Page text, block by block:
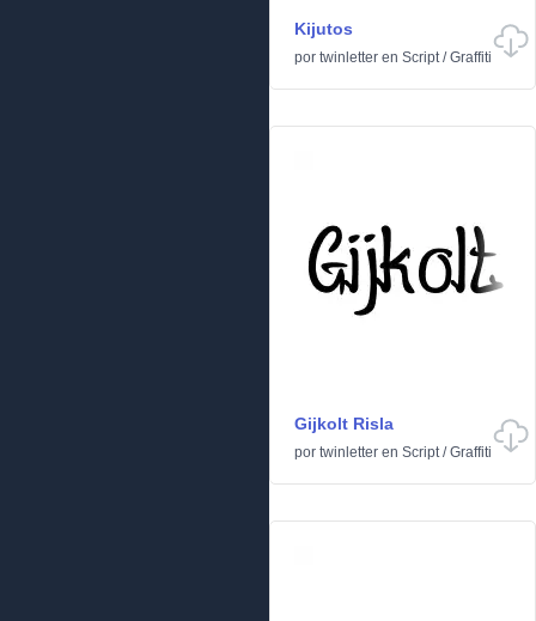
Kijutos
por twinletter en Script/Graffiti
Gijkolt Risla
por twinletter en Script/Graffiti